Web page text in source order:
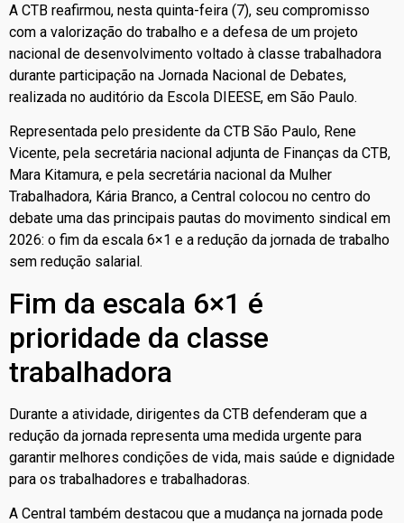
A CTB reafirmou, nesta quinta-feira (7), seu compromisso
com a valorização do trabalho e a defesa de um projeto
nacional de desenvolvimento voltado à classe trabalhadora
durante participação na Jornada Nacional de Debates,
realizada no auditório da Escola DIEESE, em São Paulo.
Representada pelo presidente da CTB São Paulo, Rene
Vicente, pela secretária nacional adjunta de Finanças da CTB,
Mara Kitamura, e pela secretária nacional da Mulher
Trabalhadora, Kária Branco, a Central colocou no centro do
debate uma das principais pautas do movimento sindical em
2026: o fim da escala 6×1 e a redução da jornada de trabalho
sem redução salarial.
Fim da escala 6×1 é
prioridade da classe
trabalhadora
Durante a atividade, dirigentes da CTB defenderam que a
redução da jornada representa uma medida urgente para
garantir melhores condições de vida, mais saúde e dignidade
para os trabalhadores e trabalhadoras.
A Central também destacou que a mudança na jornada pode